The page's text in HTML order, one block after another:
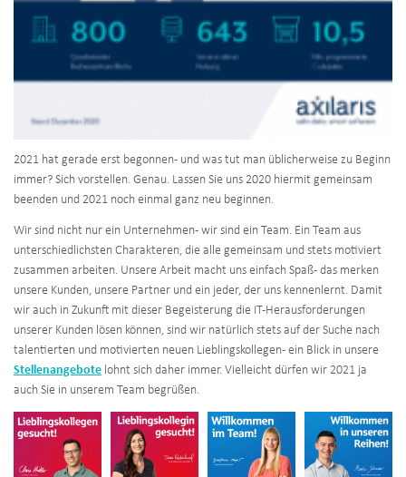
2021 hat gerade erst begonnen - und was tut man üblicherweise zu Beginn
immer? Sich vorstellen. Genau. Lassen Sie uns 2020 hiermit gemeinsam
beenden und 2021 noch einmal ganz neu beginnen.
Wir sind nicht nur ein Unternehmen - wir sind ein Team. Ein Team aus
unterschiedlichsten Charakteren, die alle gemeinsam und stets motiviert
zusammen arbeiten. Unsere Arbeit macht uns einfach Spaß - das merken
unsere Kunden, unsere Partner und ein jeder, der uns kennenlernt. Damit
wir auch in Zukunft mit dieser Begeisterung die IT-Herausforderungen
unserer Kunden lösen können, sind wir natürlich stets auf der Suche nach
talentierten und motivierten neuen Lieblingskollegen - ein Blick in unsere
Stellenangebote lohnt sich daher immer. Vielleicht dürfen wir 2021 ja
auch Sie in unserem Team begrüßen.